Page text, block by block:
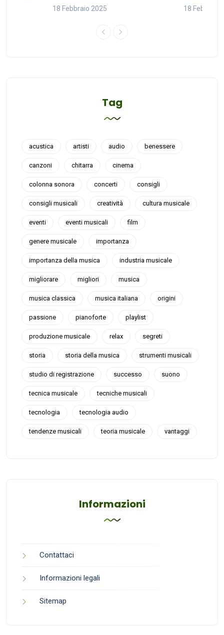
18 Febbraio 2025 18 Febbraio
Tag
acustica artisti audio benessere
canzoni chitarra cinema
colonna sonora concerti consigli
consigli musicali creatività cultura musicale
eventi eventi musicali film
genere musicale importanza
importanza della musica industria musicale
migliorare migliori musica
musica classica musica italiana origini
passione pianoforte playlist
produzione musicale relax segreti
storia storia della musica strumenti musicali
studio di registrazione successo suono
tecnica musicale tecniche musicali
tecnologia tecnologia audio
tendenze musicali teoria musicale vantaggi
Informazioni
Contattaci
Informazioni legali
Sitemap